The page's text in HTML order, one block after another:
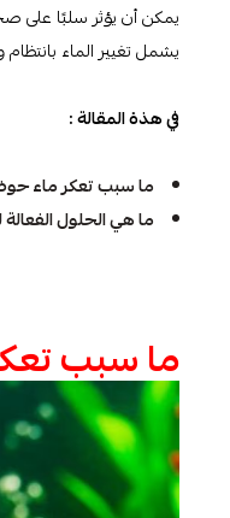
يمكن أن يؤثر سلبًا على
يشمل تغيير الماء
في هذة المقالة :
ما سبب تعكر ماء
ما هي الحلول
ما سبب